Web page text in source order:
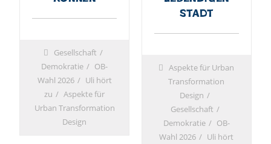
Gesellschaft
Demokratie
OB-
Wahl 2026
Uli hört
zu
Aspekte für
Urban Transformation
Design
Stadt
Aspekte für Urban
Transformation
Design
Gesellschaft
Demokratie
OB-
Wahl 2026
Uli hört